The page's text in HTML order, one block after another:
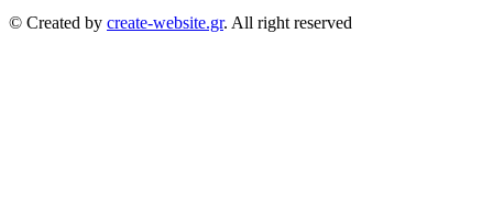
© Created by create-website.gr. All right reserved